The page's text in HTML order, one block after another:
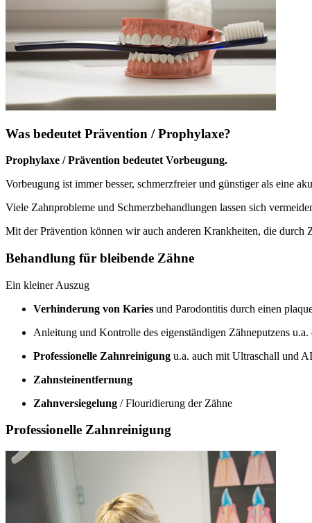
Was bedeutet Prävention / Prophylaxe?
Prophylaxe / Prävention bedeutet Vorbeugung.
Vorbeugung ist immer besser, schmerzfreier und günstiger als eine
Viele Zahnprobleme und Schmerzbehandlungen lassen sich
Mit der Prävention können wir auch anderen Krankheiten, die durch
Behandlung für bleibende Zähne
Ein kleiner Auszug
Verhinderung von Karies und Parodontitis durch einen
Anleitung und Kontrolle des eigenständigen Zähneputzens u.a.
Professionelle Zahnreinigung u.a. auch mit Ultraschall und
Zahnsteinentfernung
Zahnversiegelung / Flouridierung der Zähne
Professionelle Zahnreinigung